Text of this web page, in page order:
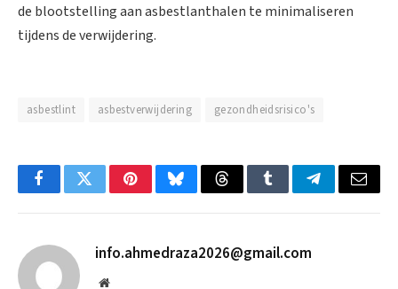
de blootstelling aan asbestlanthalen te minimaliseren
tijdens de verwijdering.
asbestlint asbestverwijdering gezondheidsrisico's
FacebookTwitterPinterestBlueskyThreadsTumblrTelegramEmail
info.ahmedraza2026@gmail.com
Website